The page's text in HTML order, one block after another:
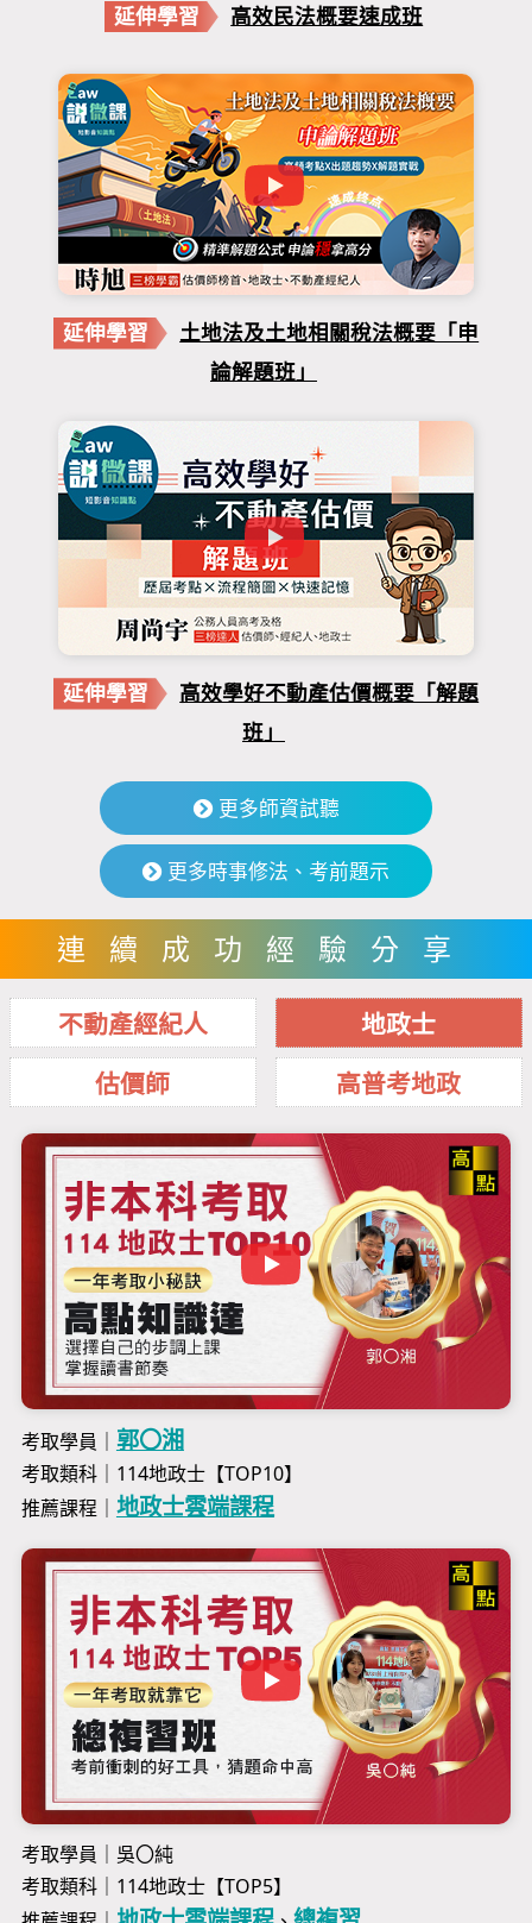
延伸學習 高效民法概要速成班
延伸學習
土地法及土地相關稅法概要「申
論解題班」
延伸學習
高效學好不動產估價概要「解題
班」
更多師資試聽
更多時事修法、考前題示
連續成功經驗分享
不動產經紀人
地政士
估價師
高普考地政
考取學員｜ 郭〇湘
考取類科｜114地政士【TOP10】
推薦課程｜ 地政士雲端課程
考取學員｜吳〇純
考取類科｜114地政士【TOP5】